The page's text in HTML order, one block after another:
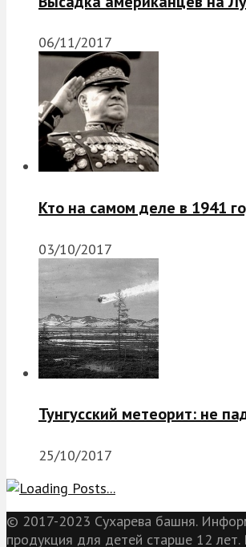
06/11/2017
Кто на самом деле в 1941
03/10/2017
Тунгусский метеорит: не
25/10/2017
© 2017-2023 Сухарева башня.
продукция для детей старше 12 лет.